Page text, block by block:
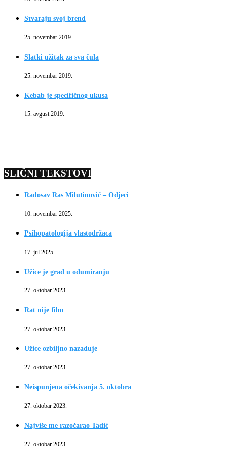
Stvaraju svoj brend
25. novembar 2019.
Slatki užitak za sva čula
25. novembar 2019.
Kebab je specifičnog ukusa
15. avgust 2019.
SLIČNI TEKSTOVI
Radosav Ras Milutinović – Odjeci
10. novembar 2025.
Psihopatologija vlastodržaca
17. jul 2025.
Užice je grad u odumiranju
27. oktobar 2023.
Rat nije film
27. oktobar 2023.
Užice ozbiljno nazaduje
27. oktobar 2023.
Neispunjena očekivanja 5. oktobra
27. oktobar 2023.
Najviše me razočarao Tadić
27. oktobar 2023.